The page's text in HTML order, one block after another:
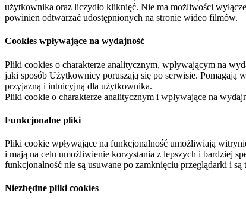
użytkownika oraz liczydło kliknięć. Nie ma możliwości
powinien odtwarzać udostępnionych na stronie wideo filmów.
Cookies wpływające na wydajność
Pliki cookies o charakterze analitycznym, wpływającym na
jaki sposób Użytkownicy poruszają się po serwisie.
przyjazną i intuicyjną dla użytkownika.
Pliki cookie o charakterze analitycznym i wpływające na
Funkcjonalne pliki
Pliki cookie wpływające na funkcjonalność umożliwiają
i mają na celu umożliwienie korzystania z lepszych i bardziej
funkcjonalność nie są usuwane po zamknięciu przeglądarki i
Niezbędne pliki cookies